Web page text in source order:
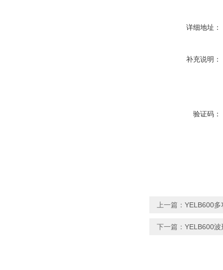
详细地址：
补充说明：
验证码：
上一篇： YELB600
下一篇： YELB600波